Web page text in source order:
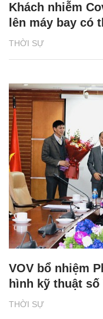
THỜI SỰ
Khách nhiễm
lên máy bay có
THỜI SỰ
VOV bổ nhiệm
hình kỹ thuật số